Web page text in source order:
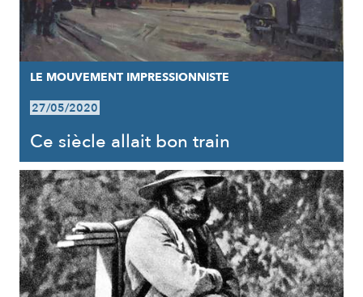
LE MOUVEMENT IMPRESSIONNISTE
27/05/2020
Ce siècle allait bon train